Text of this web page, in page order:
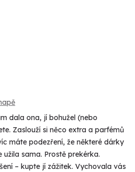
dala ona, jí bohužel (nebo
Zaslouží si něco extra a parfémů
máte podezření, že některé dárky
sama. Prostě prekérka.
– kupte jí zážitek. Vychovala vás